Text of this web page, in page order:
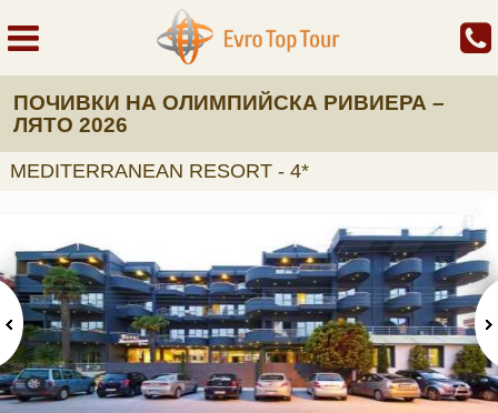
ПОЧИВКИ НА ОЛИМПИЙСКА РИВИЕРА –
ЛЯТО 2026
MEDITERRANEAN RESORT - 4*